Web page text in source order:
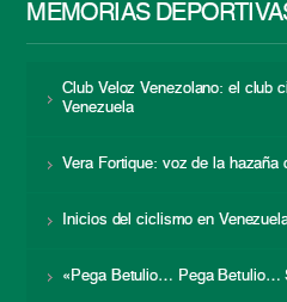
MEMORIAS
Club Veloz Venezolano: el club
Venezuela
Vera Fortique: voz de la hazaña
Inicios del ciclismo en
«Pega Betulio… Pega Betulio…